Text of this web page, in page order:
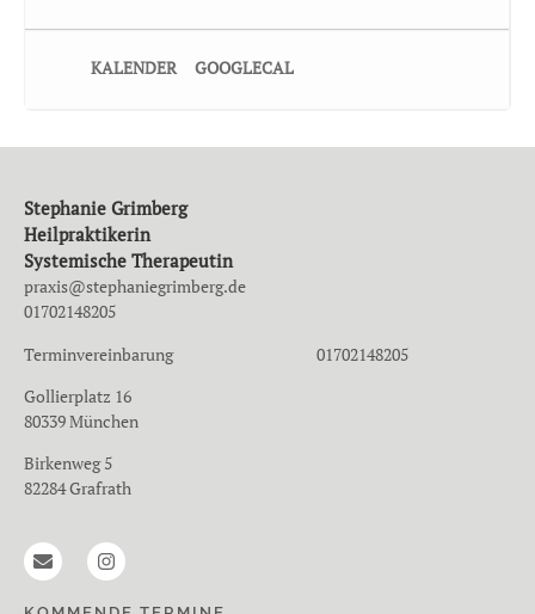
Aufstellung 2. Aufstellung zu deinem spirituellen Ursprung und
– Wir üben die bereits erlernten Tools in den Formaten
ANMELDUNG
KALENDER GOOGLECAL
Stephanie Grimberg
Heilpraktikerin
Systemische Therapeutin
praxis@stephaniegrimberg.de
01702148205
Terminvereinbarung 01702148205
Gollierplatz 16
80339 München
Birkenweg 5
82284 Grafrath